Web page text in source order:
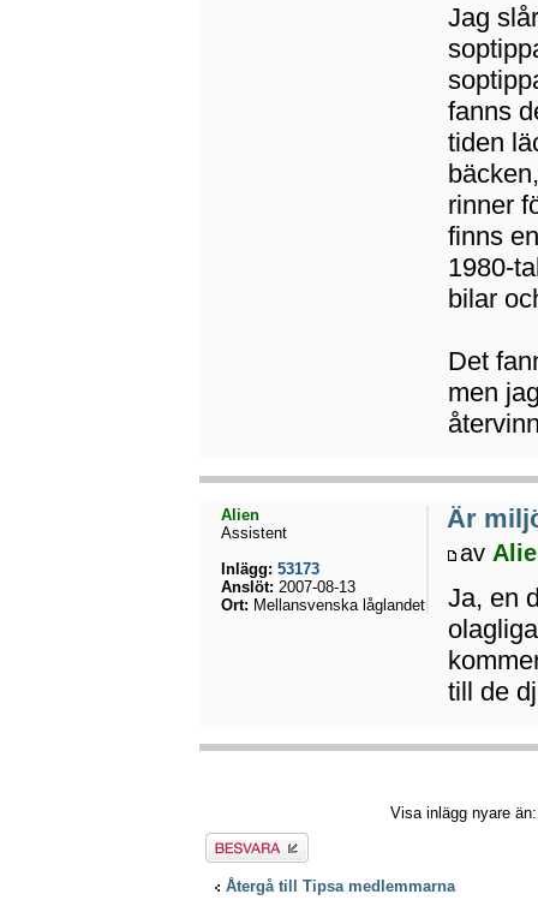
Jag
fanns
tiden
rinner
finns
1980-
bilar
Det
men
Är
av
Ja, en
till de
Alien
Assistent
Inlägg: 53173
Anslöt: 2007-08-13
Ort: Mellansvenska låglandet
Visa inlägg nyare
Besvara
Återgå till Tipsa medlemmarna